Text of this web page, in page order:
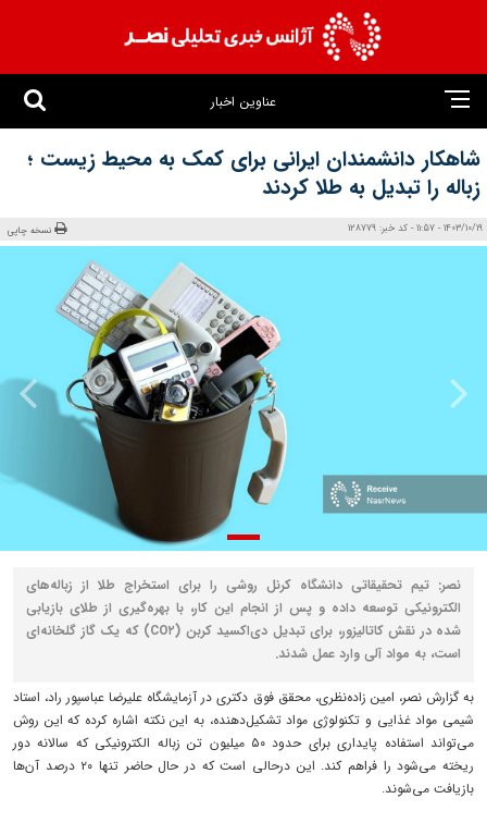
عناوین اخبار
شاهکار دانشمندان ایرانی برای کمک به محیط زیست ؛
زباله‌ را تبدیل به طلا کردند
1403/10/19 - 11:57 - کد خبر: 128779 نسخه چاپی
نصر: تیم تحقیقاتی دانشگاه کرنل روشی را برای استخراج طلا از زباله‌های
الکترونیکی توسعه داده و پس از انجام این کار، با بهره‌گیری از طلای بازیابی
شده در نقش کاتالیزور، برای تبدیل دی‌اکسید کربن (CO۲) که یک گاز گلخانه‌ای
است، به مواد آلی وارد عمل شدند.
به گزارش نصر، امین زاده‌نظری، محقق فوق دکتری در آزمایشگاه علیرضا عباسپور راد، استاد
شیمی مواد غذایی و تکنولوژی مواد تشکیل‌دهنده، به این نکته اشاره کرده که این روش
می‌تواند استفاده پایداری برای حدود ۵۰ میلیون تن زباله الکترونیکی که سالانه دور
ریخته می‌شود را فراهم کند. این درحالی است که در حال حاضر تنها ۲۰ درصد آن‌ها
بازیافت می‌شوند.